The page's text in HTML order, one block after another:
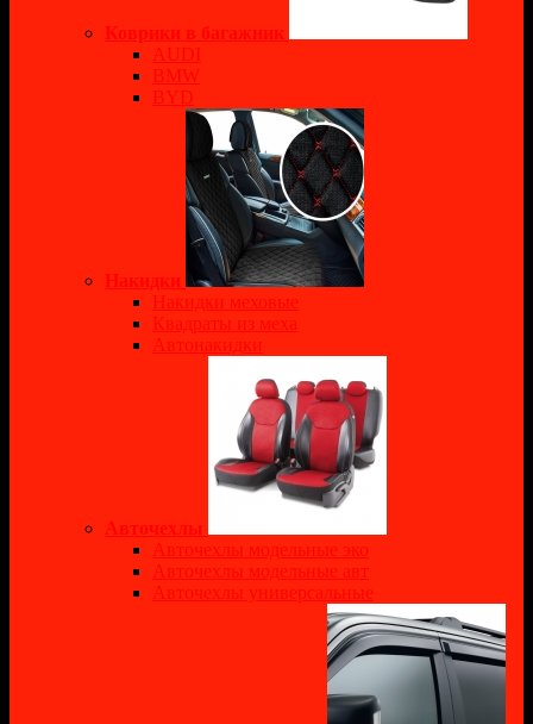
Коврики в багажник
AUDI
BMW
BYD
Накидки
Накидки меховые
Квадраты из меха
Автонакидки
Авточехлы
Авточехлы модельные эко
Авточехлы модельные авт
Авточехлы универсальные